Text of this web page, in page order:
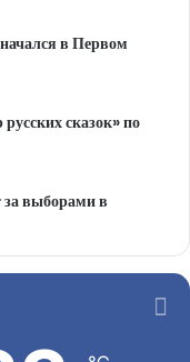
в Первом
сказок» по
за выборами в